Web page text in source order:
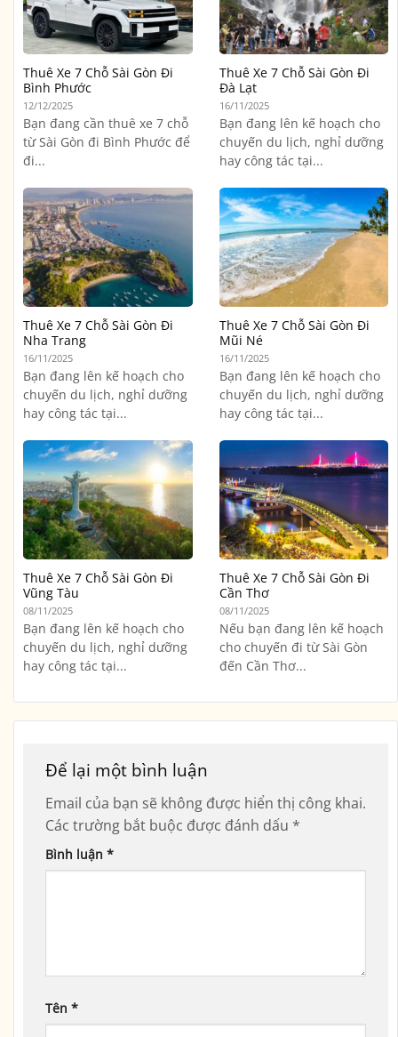
Thuê Xe 7 Chỗ Sài Gòn Đi
Bình Phước
12/12/2025
Bạn đang cần thuê xe 7 chỗ
từ Sài Gòn đi Bình Phước để
đi...
Thuê Xe 7 Chỗ Sài Gòn Đi
Đà Lạt
16/11/2025
Bạn đang lên kế hoạch cho
chuyến du lịch, nghỉ dưỡng
hay công tác tại...
Thuê Xe 7 Chỗ Sài Gòn Đi
Nha Trang
16/11/2025
Bạn đang lên kế hoạch cho
chuyến du lịch, nghỉ dưỡng
hay công tác tại...
Thuê Xe 7 Chỗ Sài Gòn Đi
Mũi Né
16/11/2025
Bạn đang lên kế hoạch cho
chuyến du lịch, nghỉ dưỡng
hay công tác tại...
Thuê Xe 7 Chỗ Sài Gòn Đi
Vũng Tàu
08/11/2025
Bạn đang lên kế hoạch cho
chuyến du lịch, nghỉ dưỡng
hay công tác tại...
Thuê Xe 7 Chỗ Sài Gòn Đi
Cần Thơ
08/11/2025
Nếu bạn đang lên kế hoạch
cho chuyến đi từ Sài Gòn
đến Cần Thơ...
Để lại một bình luận
Email của bạn sẽ không được hiển thị công khai.
Các trường bắt buộc được đánh dấu *
Bình luận *
Tên *